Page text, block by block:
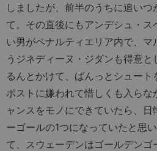
しましたが、前半のうちに追い
て。その直後にもアンデシュ・
い男がペナルティエリア内で、
うジネディーヌ・ジダンも得意と
るんとかけて、ばんっとシュー
ポストに嫌われて惜しくも入ら
ャンスをモノにできていたら、
ーゴールの1つになっていたと思
て、スウェーデンはゴールデン